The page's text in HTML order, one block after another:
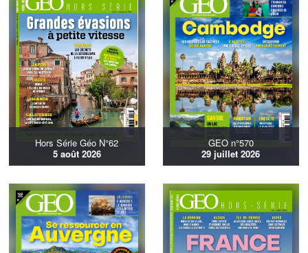
Hors Série Géo N°62
5 août 2026
GEO n°570
29 juillet 2026